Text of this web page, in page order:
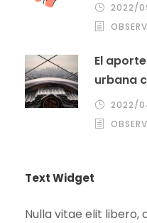
2022/
El
urbana
2022/
Text Widget
Nulla vitae elit libero,